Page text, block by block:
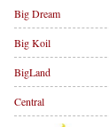
Big Dream
Big Koil
BigLand
Central